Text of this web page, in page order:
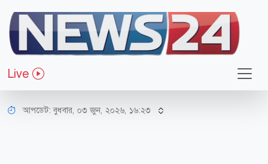
Live
অর্থ-বাণিজ্য
এবারের বাজেটে থাকছে প্রতিটি
নাগরিকের উন্নয়ন ভাবনা: অর্থমন্ত্রী
আপডেট: বুধবার, ০৩ জুন, ২০২৬, ১৬:২৩